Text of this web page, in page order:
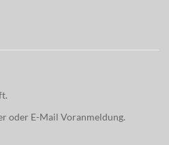
oder E-Mail Voranmeldung.